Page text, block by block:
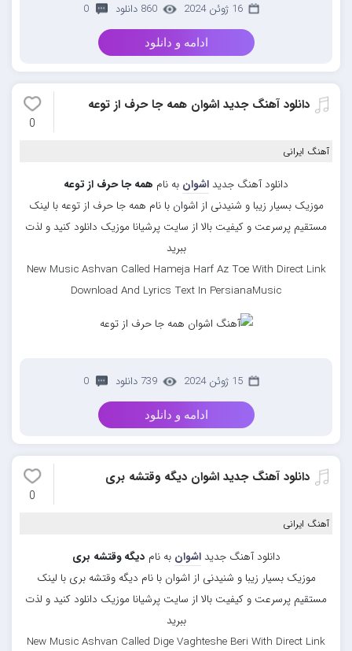
16 ژوئن 2024 860 دانلود 0
ادامه و دانلود
دانلود آهنگ جدید اشوان همه جا حرف از توعه
0
آهنگ ایرانی
دانلود آهنگ جدید اشوان به نام همه جا حرف از توعه
موزیک بسیار زیبا و شنیدنی از اشوان با نام همه جا حرف از توعه با لینک
مستقیم پرسرعت و کیفیت بالا از سایت پرشیانا موزیک دانلود کنید و لذت
ببرید
New Music Ashvan Called Hameja Harf Az Toe With Direct Link
Download And Lyrics Text In PersianaMusic
15 ژوئن 2024 739 دانلود 0
ادامه و دانلود
دانلود آهنگ جدید اشوان دیگه وقتشه بری
0
آهنگ ایرانی
دانلود آهنگ جدیداشوان به نام دیگه وقتشه بری
موزیک بسیار زیبا و شنیدنی از اشوان با نام دیگه وقتشه بری با لینک
مستقیم پرسرعت و کیفیت بالا از سایت پرشیانا موزیک دانلود کنید و لذت
ببرید
New Music Ashvan Called Dige Vaghteshe Beri With Direct Link